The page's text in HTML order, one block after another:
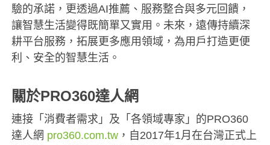
驗的承諾，更透過AI推薦、服務整合與多元回饋，
讓智慧生活變得既簡單又實用。未來，遠傳持續深
耕平台服務，拓展更多應用領域，為用戶打造更便
利、安全的智慧生活。
關於PRO360達人網
連接「消費者需求」及「各領域專家」的PRO360
達人網 pro360.com.tw ，自2017年1月在台灣正式上